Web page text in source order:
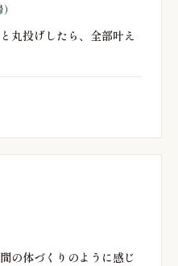
丸投げしたら、全部叶え
の体づくりのように感じ